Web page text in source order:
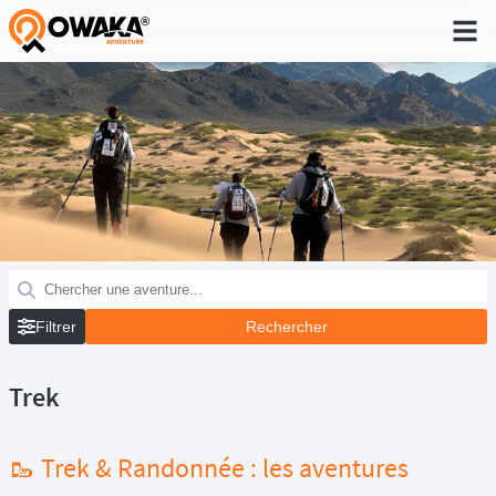
®
Filtrer
Trek
🥾 Trek & Randonnée : les aventures